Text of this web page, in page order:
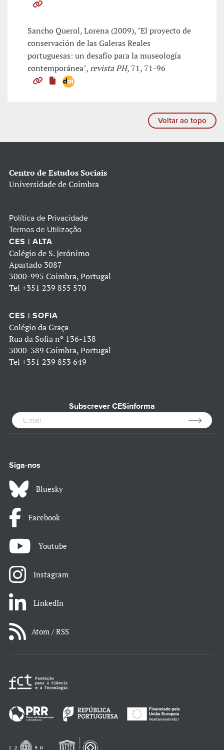
Sancho Querol, Lorena (2009), "El proyecto de
conservación de las Galeras Reales
portuguesas: un desafío para la museología
contemporánea",revista PH, 71, 71-96
Voltar ao topo
Centro de Estudos Sociais
Universidade de Coimbra
Política de Privacidade
Termos de Utilização
CES | ALTA
Colégio de S. Jerónimo
Apartado 3087
3000-995 Coimbra, Portugal
Tel +351 239 855 570
CES | SOFIA
Colégio da Graça
Rua da Sofia nº 136-138
3000-389 Coimbra, Portugal
Tel +351 239 853 649
Subscrever CESinforma
Siga-nos
Bluesky
Facebook
Youtube
Instagram
LinkedIn
Atom / RSS